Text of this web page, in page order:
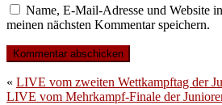
Name, E-Mail-Adresse und Website
meinen nächsten Kommentar speichern.
« LIVE vom zweiten Wettkampftag der
LIVE vom Mehrkampf-Finale der